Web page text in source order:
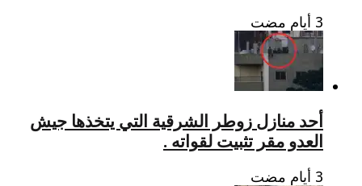
أحد منازل زوطر الشرقية التي يتخذها جيش
العدو مقر تثبيت لقواته .